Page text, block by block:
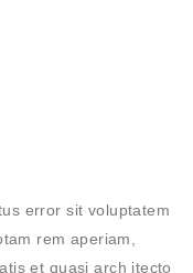
error sit voluptatem
rem aperiam,
et quasi arch itecto